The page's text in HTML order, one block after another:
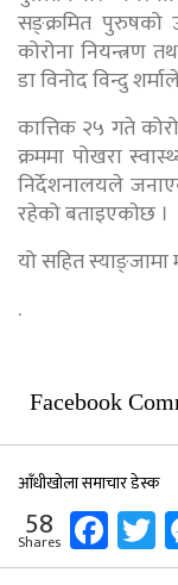
सङ्क्रमित पुरुषको
कोरोना नियन्त्रण
डा विनोद विन्दु
कात्तिक २५ गते
क्रममा पोखरा
निर्देशनालयले
रहेको बताइएकाेछ ।
यो सहित
.
Facebook
आँधीखोला समाचार डेस्क
58
Shares